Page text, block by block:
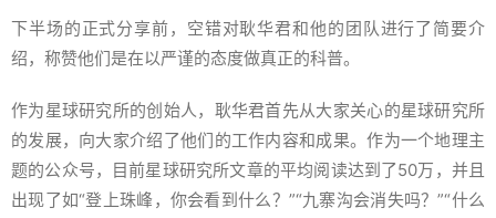
下半场的正式分享前，空错对耿华君和他的团队进行了简要介
绍，称赞他们是在以严谨的态度做真正的科普。
作为星球研究所的创始人，耿华君首先从大家关心的星球研究所
的发展，向大家介绍了他们的工作内容和成果。作为一个地理主
题的公众号，目前星球研究所文章的平均阅读达到了50万，并且
出现了如“登上珠峰，你会看到什么？”“九寨沟会消失吗？”“什么